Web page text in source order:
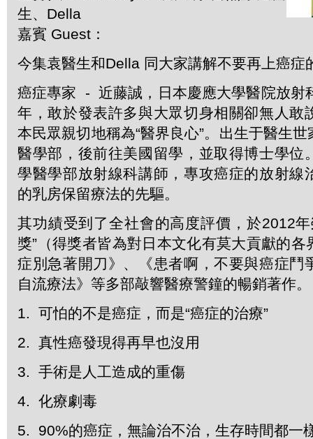
生、Della
嘉賓 Guest：
今集袁醫生和Della 同大家講解不要再上癌症
癌症專家 - 近藤誠，日本慶應大學醫院放射
年，敢於發表許多與大眾切身相關卻無人敢
本民眾親切地稱為“醫界良心”。出生于醫生
醫學部，後前往美國留學，並取得博士學位
學醫學部放射線科講師，專攻癌症的放射線
的乳房保留療法的先驅。
其功績受到了全社會的高度評價，於2012
獎”（得獎者皆為對日本文化有莫大貢獻的各
症別急著開刀》、《患者啊，不要與癌症鬥
自流療法》等多部敲響醫療警鐘的暢銷著作。
1. 可怕的不是癌症，而是“癌症的治療”
2. 真性癌發現得再早也沒用
3. 手術是人工造成的重傷
4. 化療劇毒
5. 90%的癌症，無論治不治，生存時間都一